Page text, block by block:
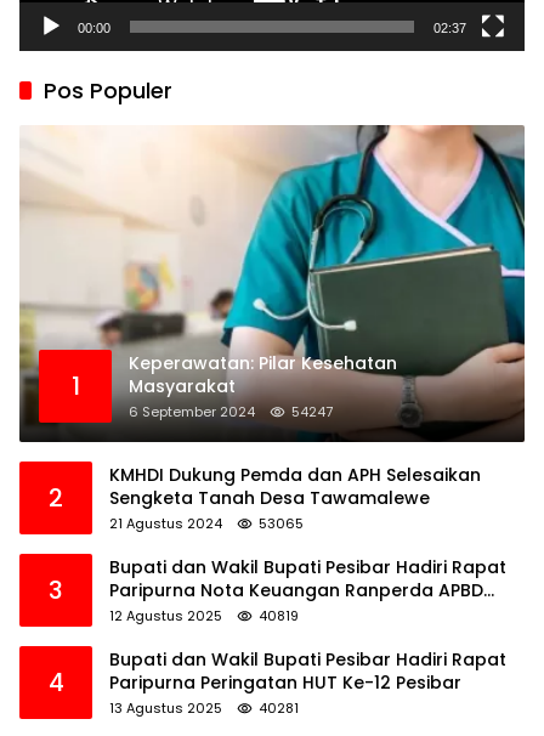
00:00 02:37
Pos Populer
1
Keperawatan: Pilar Kesehatan
Masyarakat
6 September 2024 54247
2
KMHDI Dukung Pemda dan APH Selesaikan
Sengketa Tanah Desa Tawamalewe
21 Agustus 2024 53065
3
Bupati dan Wakil Bupati Pesibar Hadiri Rapat
Paripurna Nota Keuangan Ranperda APBD
Perubahan TA 2025
12 Agustus 2025 40819
4
Bupati dan Wakil Bupati Pesibar Hadiri Rapat
Paripurna Peringatan HUT Ke-12 Pesibar
13 Agustus 2025 40281